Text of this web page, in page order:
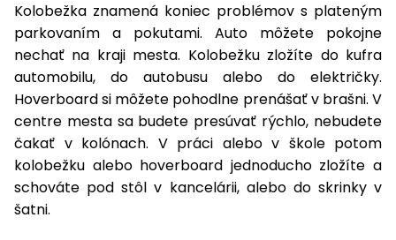
Kolobežka znamená koniec problémov s plateným
parkovaním a pokutami. Auto môžete pokojne
nechať na kraji mesta. Kolobežku zložíte do kufra
automobilu, do autobusu alebo do električky.
Hoverboard si môžete pohodlne prenášať v brašni. V
centre mesta sa budete presúvať rýchlo, nebudete
čakať v kolónach. V práci alebo v škole potom
kolobežku alebo hoverboard jednoducho zložíte a
schováte pod stôl v kancelárii, alebo do skrinky v
šatni.